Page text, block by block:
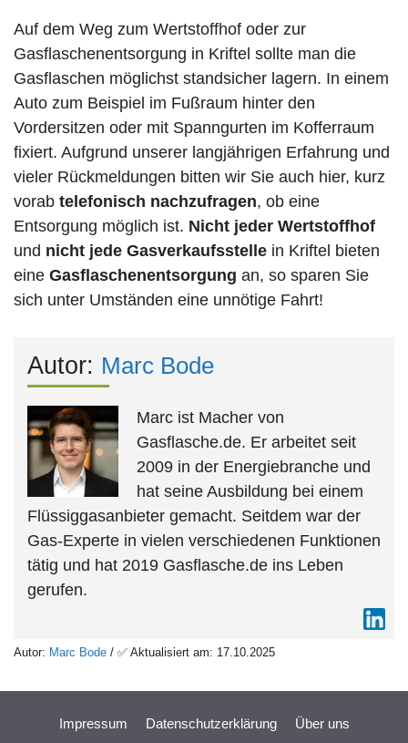
Auf dem Weg zum Wertstoffhof oder zur
Gasflaschenentsorgung in Kriftel sollte man die
Gasflaschen möglichst standsicher lagern. In einem
Auto zum Beispiel im Fußraum hinter den
Vordersitzen oder mit Spanngurten im Kofferraum
fixiert. Aufgrund unserer langjährigen Erfahrung und
vieler Rückmeldungen bitten wir Sie auch hier, kurz
vorab telefonisch nachzufragen, ob eine
Entsorgung möglich ist. Nicht jeder Wertstoffhof
und nicht jede Gasverkaufsstelle in Kriftel bieten
eine Gasflaschenentsorgung an, so sparen Sie
sich unter Umständen eine unnötige Fahrt!
Autor: Marc Bode
Marc ist Macher von
Gasflasche.de. Er arbeitet seit
2009 in der Energiebranche und
hat seine Ausbildung bei einem
Flüssiggasanbieter gemacht. Seitdem war der
Gas-Experte in vielen verschiedenen Funktionen
tätig und hat 2019 Gasflasche.de ins Leben
gerufen.
Autor: Marc Bode / ✅ Aktualisiert am: 17.10.2025
Impressum Datenschutzerklärung Über uns